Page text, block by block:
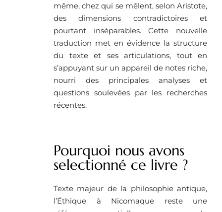
même, chez qui se mêlent, selon Aristote,
des dimensions contradictoires et
pourtant inséparables. Cette nouvelle
traduction met en évidence la structure
du texte et ses articulations, tout en
s’appuyant sur un appareil de notes riche,
nourri des principales analyses et
questions soulevées par les recherches
récentes.
Pourquoi nous avons
selectionné ce livre ?
Texte majeur de la philosophie antique,
l’Éthique à Nicomaque reste une